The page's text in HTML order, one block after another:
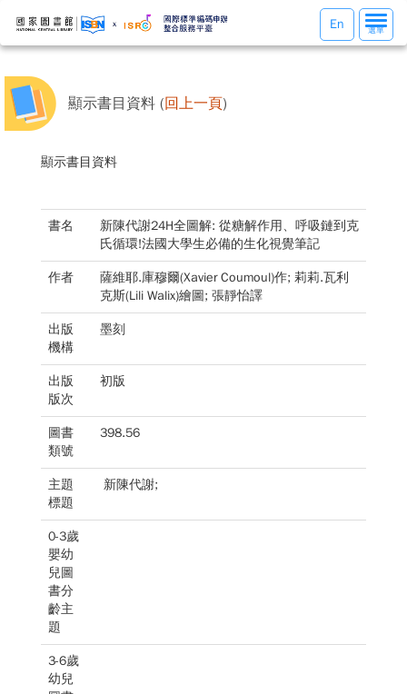
選
單
選單
En
顯示書目資料 (回上一頁)
顯示書目資料
書名
新陳代謝24H全圖解: 從糖解作用、呼吸鏈到克
氏循環!法國大學生必備的生化視覺筆記
作者
薩維耶.庫穆爾(Xavier Coumoul)作; 莉莉.瓦利
克斯(Lili Walix)繪圖; 張靜怡譯
出版
機構
墨刻
出版
版次
初版
圖書
類號
398.56
主題
標題
新陳代謝;
0-3歲
嬰幼
兒圖
書分
齡主
題
3-6歲
幼兒